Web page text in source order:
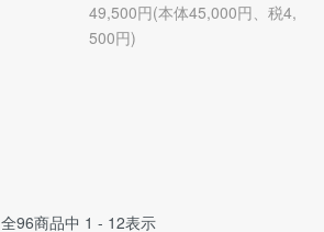
49,500円(本体45,000円、税4,
500円)
全96商品中 1 - 12表示